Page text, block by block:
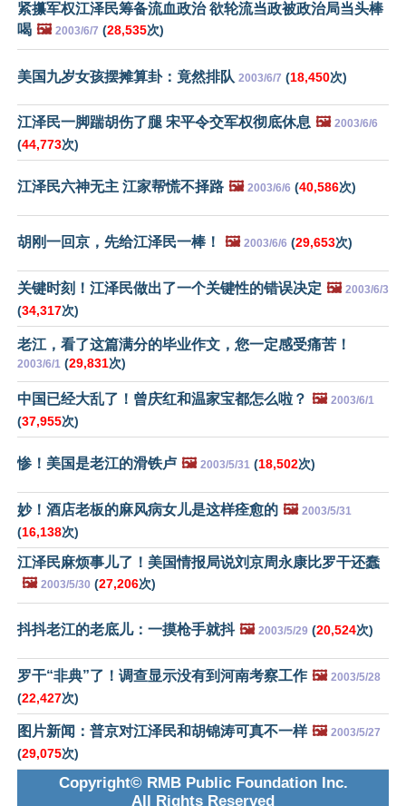
紧攥军权江泽民筹备流血政治 欲轮流当政被政治局当头棒
喝 🖼️ 2003/6/7 (28,535次)
美国九岁女孩摆摊算卦：竟然排队 2003/6/7 (18,450次)
江泽民一脚踹胡伤了腿 宋平令交军权彻底休息 🖼️ 2003/6/6
(44,773次)
江泽民六神无主 江家帮慌不择路 🖼️ 2003/6/6 (40,586次)
胡刚一回京，先给江泽民一棒！ 🖼️ 2003/6/6 (29,653次)
关键时刻！江泽民做出了一个关键性的错误决定 🖼️ 2003/6/3
(34,317次)
老江，看了这篇满分的毕业作文，您一定感受痛苦！
2003/6/1 (29,831次)
中国已经大乱了！曾庆红和温家宝都怎么啦？ 🖼️ 2003/6/1
(37,955次)
惨！美国是老江的滑铁卢 🖼️ 2003/5/31 (18,502次)
妙！酒店老板的麻风病女儿是这样痊愈的 🖼️ 2003/5/31
(16,138次)
江泽民麻烦事儿了！美国情报局说刘京周永康比罗干还蠢
🖼️ 2003/5/30 (27,206次)
抖抖老江的老底儿：一摸枪手就抖 🖼️ 2003/5/29 (20,524次)
罗干“非典”了！调查显示没有到河南考察工作 🖼️ 2003/5/28
(22,427次)
图片新闻：普京对江泽民和胡锦涛可真不一样 🖼️ 2003/5/27
(29,075次)
Copyright© RMB Public Foundation Inc.
All Rights Reserved